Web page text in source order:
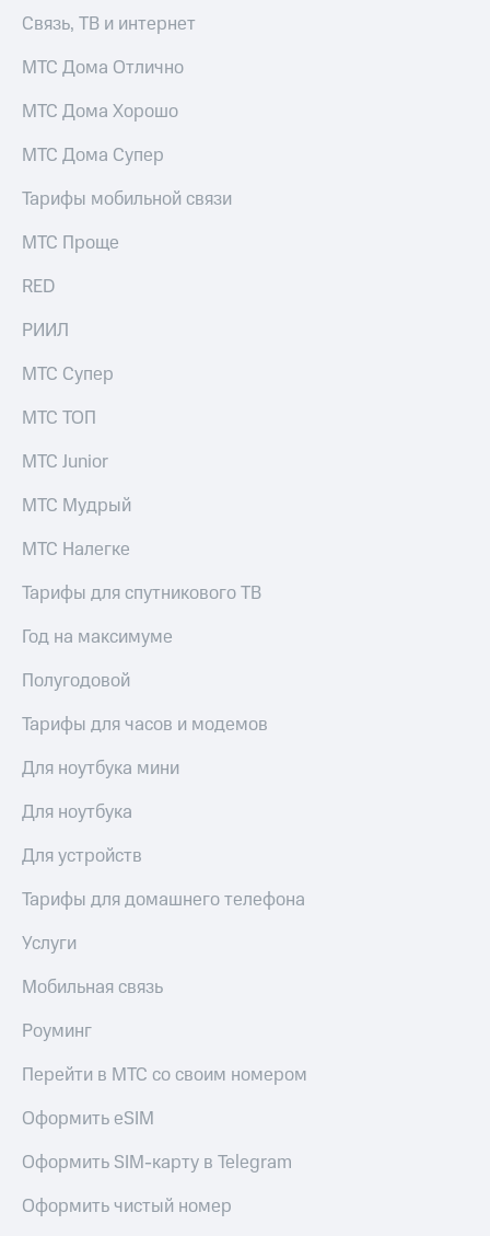
Связь, ТВ и интернет
МТС Дома Отлично
МТС Дома Хорошо
МТС Дома Супер
Тарифы мобильной связи
МТС Проще
RED
РИИЛ
МТС Супер
МТС ТОП
МТС Junior
МТС Мудрый
МТС Налегке
Тарифы для спутникового ТВ
Год на максимуме
Полугодовой
Тарифы для часов и модемов
Для ноутбука мини
Для ноутбука
Для устройств
Тарифы для домашнего телефона
Услуги
Мобильная связь
Роуминг
Перейти в МТС со своим номером
Оформить eSIM
Оформить SIM-карту в Telegram
Оформить чистый номер